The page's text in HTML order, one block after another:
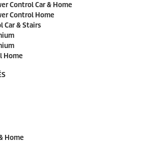
Control Car & Home
Control Home
Car & Stairs
Home
Home